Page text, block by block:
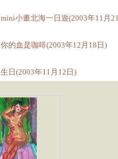
mini小畫北海一日遊(2003年11月
你的血是咖啡(2003年12月18日)
生日(2003年11月12日)